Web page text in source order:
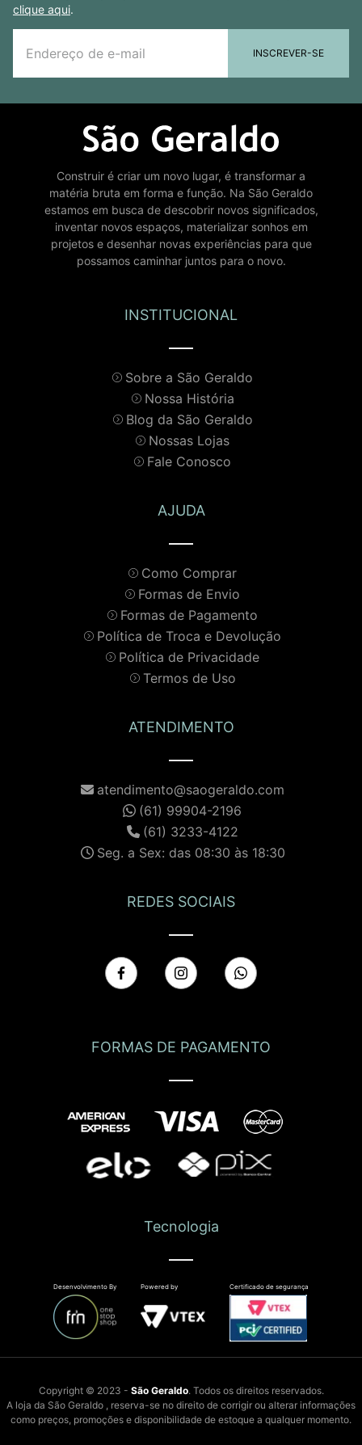
clique aqui.
INSCREVER-SE
Construir é criar um novo lugar, é transformar a
matéria bruta em forma e função. Na São Geraldo
estamos em busca de descobrir novos significados,
inventar novos espaços, materializar sonhos em
projetos e desenhar novas experiências para que
possamos caminhar juntos para o novo.
INSTITUCIONAL
Sobre a São Geraldo
Nossa História
Blog da São Geraldo
Nossas Lojas
Fale Conosco
AJUDA
Como Comprar
Formas de Envio
Formas de Pagamento
Política de Troca e Devolução
Política de Privacidade
Termos de Uso
ATENDIMENTO
atendimento@saogeraldo.com
(61) 99904-2196
(61) 3233-4122
Seg. a Sex: das 08:30 às 18:30
REDES SOCIAIS
FORMAS DE PAGAMENTO
Tecnologia
Desenvolvimento By Powered by Certificado de segurança
Copyright © 2023 - São Geraldo. Todos os direitos reservados.
A loja da São Geraldo , reserva-se no direito de corrigir ou alterar informações
como preços, promoções e disponibilidade de estoque a qualquer momento.